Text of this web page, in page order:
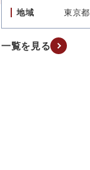
地域 東京都
一覧を見る